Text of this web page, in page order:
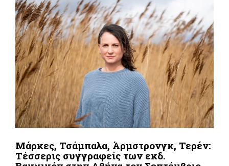
Μάρκες, Τσάμπαλα, Άρμστρονγκ, Τερέν:
Τέσσερις συγγραφείς των εκδ.